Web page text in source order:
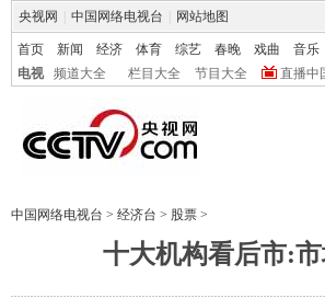
央视网 中国网络电视台 网站地图
首页 新闻 经济 体育 综艺 春晚 戏曲 音乐
电视
频道大全 栏目大全 节目大全 直播中
中国网络电视台 > 经济台 > 股票 >
十大机构看后市: